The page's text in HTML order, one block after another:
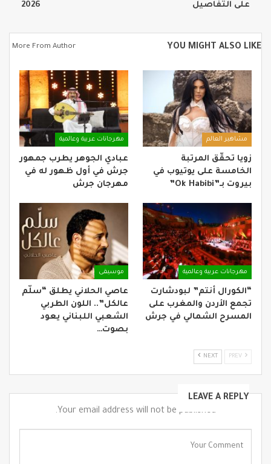
على التفاصيل
2026
YOU MIGHT ALSO LIKE
More From Author
مشاهير العالم
زويا تحقّق المرتبة
الخامسة على يوتيوب في
بيروت بـ”Ok Habibi”
مهرجانات عربية وعالمية
عبادي الجوهر يطرب جمهور
جرش في أول ظهور له في
مهرجان جرش
مهرجانات عربية وعالمية
“الكورال أنتم” لبودشارت
تجمع الأردن والمغرب على
المسرح الشمالي في جرش
موسيقى
عاصي الحلاني يطلق “سلّم
عالكل”.. اللون الطربي
الشعبي اللبناني يعود
بصوت…
NEXT
LEAVE A REPLY
Your email address will not be published.